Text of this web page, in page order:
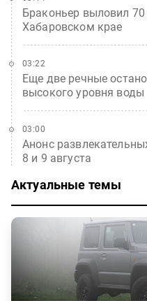
Браконьер выловил
Хабаровском крае
Еще две речные
высокого уровня воды
03:22
Анонс
8 и 9 августа
03:00
Актуальные темы